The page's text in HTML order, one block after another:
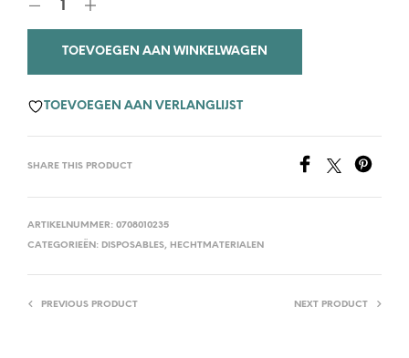
TOEVOEGEN AAN WINKELWAGEN
TOEVOEGEN AAN VERLANGLIJST
SHARE THIS PRODUCT
ARTIKELNUMMER: 0708010235
CATEGORIEËN: DISPOSABLES, HECHTMATERIALEN
PREVIOUS PRODUCT NEXT PRODUCT